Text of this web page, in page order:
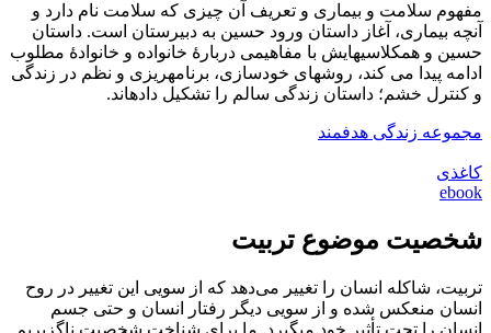
مفهوم سلامت و بیماری و تعریف آن چیزی که سلامت نام دارد و
آنچه بیماری، آغاز داستان ورود حسین به دبیرستان است. داستان
حسین و همکلاسی‏‎هایش با مفاهیمی دربارۀ خانواده و خانوادۀ مطلوب
ادامه پیدا می کند، روش‏های خودسازی، برنامه‏‎ریزی و نظم در زندگی
و کنترل خشم؛ داستان زندگی سالم را تشکیل داده‎اند.
مجموعه زندگی هدفمند
کاغذی
ebook
شخصیت موضوع تربیت
تربیت، شاكله انسان را تغییر می‎‌دهد كه از سویی این تغییر در روح
انسان منعكس شده و از سویی دیگر رفتار انسان و حتی جسم